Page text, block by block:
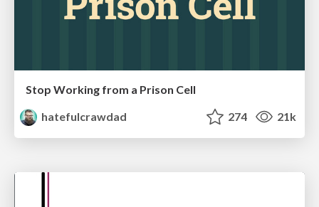
Stop Working from a Prison Cell
hatefulcrawdad
274 21k